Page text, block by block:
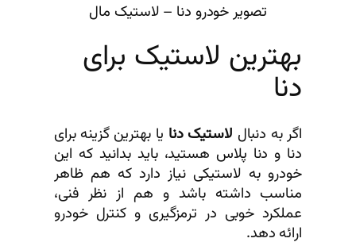
تصویر خودرو دنا – لاستیک مال
بهترین لاستیک برای
دنا
اگر به دنبال لاستیک دنا یا بهترین گزینه برای
دنا و دنا پلاس هستید، باید بدانید که این
خودرو به لاستیکی نیاز دارد که هم ظاهر
مناسب داشته باشد و هم از نظر فنی،
عملکرد خوبی در ترمزگیری و کنترل خودرو
ارائه دهد.